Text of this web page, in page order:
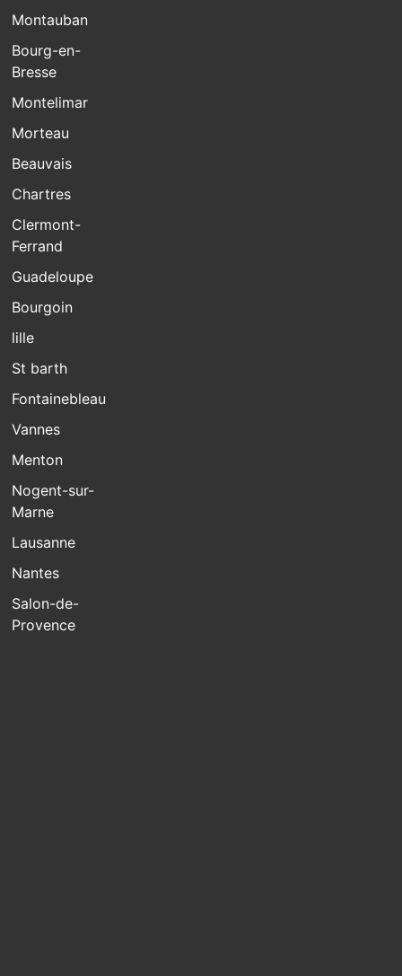
Montauban
Bourg-en-
Bresse
Montelimar
Morteau
Beauvais
Chartres
Clermont-
Ferrand
Guadeloupe
Bourgoin
lille
St barth
Fontainebleau
Vannes
Menton
Nogent-sur-
Marne
Lausanne
Nantes
Salon-de-
Provence